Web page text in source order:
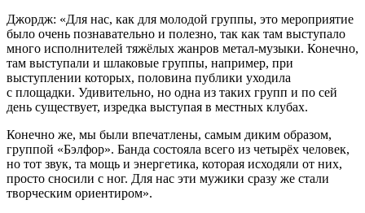
Джордж: «Для нас, как для молодой группы, это мероприятие
было очень познавательно и полезно, так как там выступало
много исполнителей тяжёлых жанров метал-музыки. Конечно,
там выступали и шлаковые группы, например, при
выступлении которых, половина публики уходила
с площадки. Удивительно, но одна из таких групп и по сей
день существует, изредка выступая в местных клубах.
Конечно же, мы были впечатлены, самым диким образом,
группой «Бэлфор». Банда состояла всего из четырёх человек,
но тот звук, та мощь и энергетика, которая исходяли от них,
просто сносили с ног. Для нас эти мужики сразу же стали
творческим ориентиром».